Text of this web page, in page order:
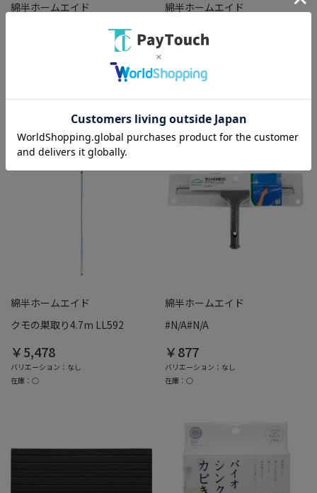
綿半ホームエイド
グングン吸水激絞りワイパーF
在庫：○
綿半ホームエイド
￥4,928
在庫：○
綿半ホームエイド
クモの巣取り4.7m LL592
￥5,478
バリエーション：なし
在庫：○
綿半ホームエイド
#N/A#N/A
￥877
バリエーション：なし
在庫：○